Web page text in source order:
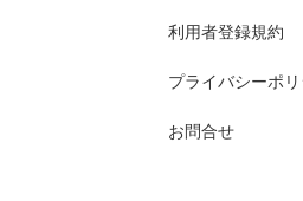
利用者登録規約
プライバシーポ
お問合せ